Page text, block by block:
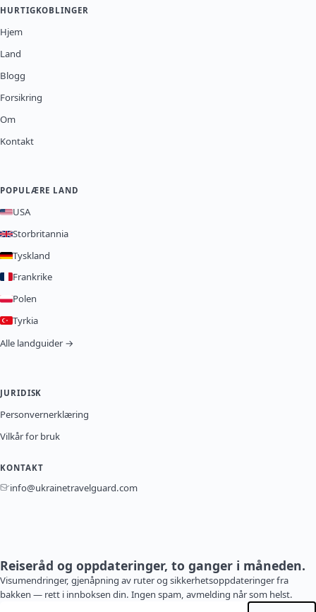
HURTIGKOBLINGER
Hjem
Land
Blogg
Forsikring
Om
Kontakt
POPULÆRE LAND
USA
Storbritannia
Tyskland
Frankrike
Polen
Tyrkia
Alle landguider →
JURIDISK
Personvernerklæring
Vilkår for bruk
KONTAKT
info@ukrainetravelguard.com
Reiseråd og oppdateringer, to ganger i måneden.
Visumendringer, gjenåpning av ruter og sikkerhetsoppdateringer fra
bakken — rett i innboksen din. Ingen spam, avmelding når som helst.